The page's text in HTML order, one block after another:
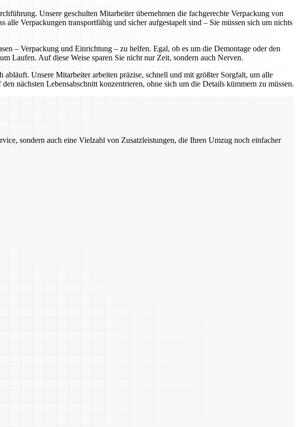
Unsere geschulten Mitarbeiter übernehmen die fachgerechte Verpackung von
Verpackungen transportfähig und sicher aufgestapelt sind – Sie müssen sich um nichts
– Verpackung und Einrichtung – zu helfen. Egal, ob es um die Demontage oder den
Laufen. Auf diese Weise sparen Sie nicht nur Zeit, sondern auch Nerven.
Unsere Mitarbeiter arbeiten präzise, schnell und mit größter Sorgfalt, um alle
nächsten Lebensabschnitt konzentrieren, ohne sich um die Details kümmern zu müssen.
sondern auch eine Vielzahl von Zusatzleistungen, die Ihren Umzug noch einfacher